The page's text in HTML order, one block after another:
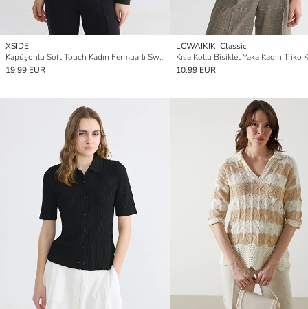
XSIDE
Kapüşonlu Soft Touch Kadın Fermuarlı Sweatshirt
19.99 EUR
LCWAIKIKI Classic
Kısa Kollu Bisiklet Yaka Kadın Triko
10.99 EUR